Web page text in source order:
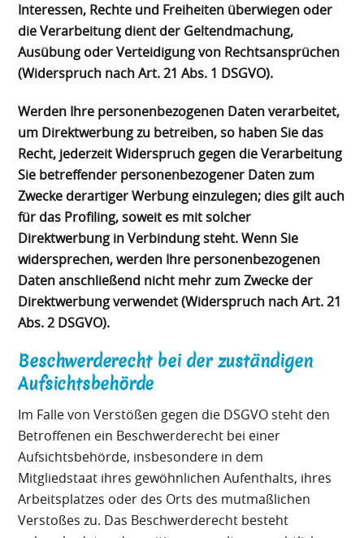
Interessen, Rechte und Freiheiten überwiegen oder
die Verarbeitung dient der Geltendmachung,
Ausübung oder Verteidigung von Rechtsansprüchen
(Widerspruch nach Art. 21 Abs. 1 DSGVO).
Werden Ihre personenbezogenen Daten verarbeitet,
um Direktwerbung zu betreiben, so haben Sie das
Recht, jederzeit Widerspruch gegen die Verarbeitung
Sie betreffender personenbezogener Daten zum
Zwecke derartiger Werbung einzulegen; dies gilt auch
für das Profiling, soweit es mit solcher
Direktwerbung in Verbindung steht. Wenn Sie
widersprechen, werden Ihre personenbezogenen
Daten anschließend nicht mehr zum Zwecke der
Direktwerbung verwendet (Widerspruch nach Art. 21
Abs. 2 DSGVO).
Beschwerderecht bei der zuständigen
Aufsichtsbehörde
Im Falle von Verstößen gegen die DSGVO steht den
Betroffenen ein Beschwerderecht bei einer
Aufsichtsbehörde, insbesondere in dem
Mitgliedstaat ihres gewöhnlichen Aufenthalts, ihres
Arbeitsplatzes oder des Orts des mutmaßlichen
Verstoßes zu. Das Beschwerderecht besteht